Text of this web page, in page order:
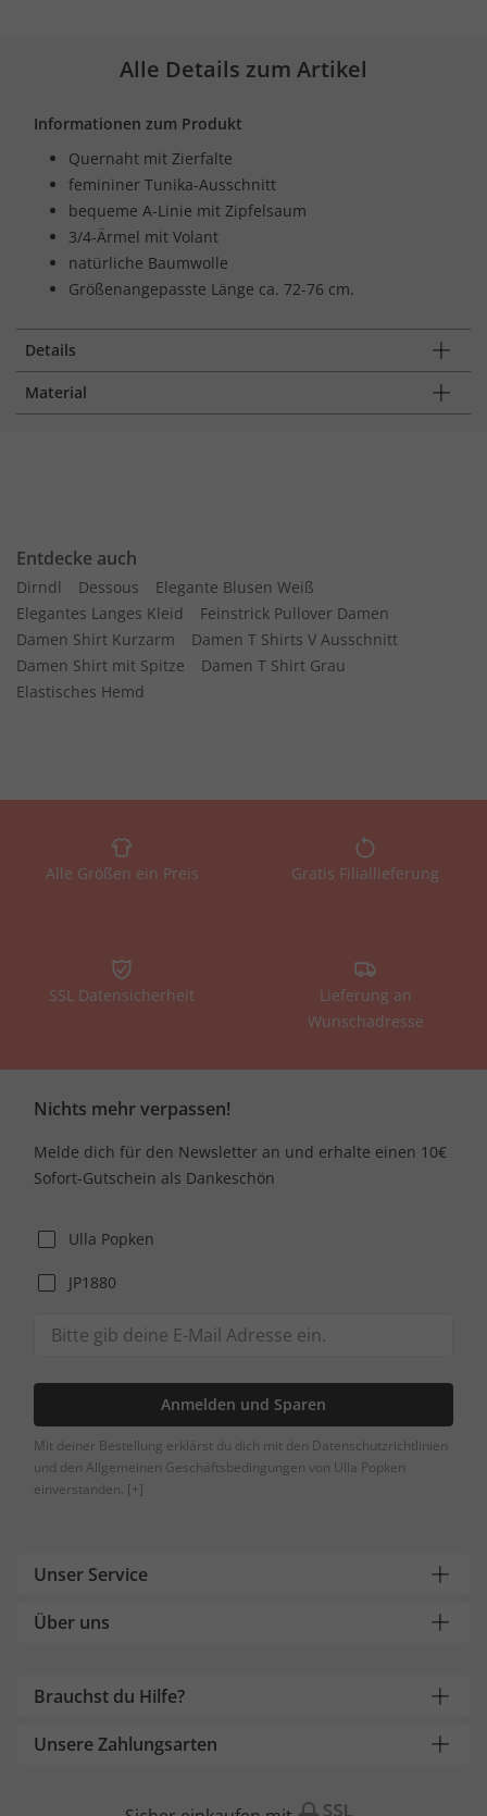
Alle Details zum Artikel
Informationen zum Produkt
Quernaht mit Zierfalte
femininer Tunika-Ausschnitt
bequeme A-Linie mit Zipfelsaum
3/4-Ärmel mit Volant
natürliche Baumwolle
Größenangepasste Länge ca. 72-76 cm.
Details
Material
Entdecke auch
Dirndl Dessous
Elegante Blusen Weiß
Elegantes Langes Kleid
Feinstrick Pullover Damen
Damen Shirt Kurzarm
Damen T Shirts V Ausschnitt
Damen Shirt mit Spitze
Damen T Shirt Grau
Elastisches Hemd
Alle Größen ein Preis Gratis Filiallieferung
SSL Datensicherheit
Lieferung an
Wunschadresse
Nichts mehr verpassen!
Melde dich für den Newsletter an und erhalte einen 10€
Sofort-Gutschein als Dankeschön
Ulla Popken
JP1880
Anmelden und Sparen
Mit deiner Bestellung erklärst du dich mit den Datenschutzrichtlinien
und den Allgemeinen Geschäftsbedingungen von Ulla Popken
einverstanden. [+]
Unser Service
Über uns
Brauchst du Hilfe?
Unsere Zahlungsarten